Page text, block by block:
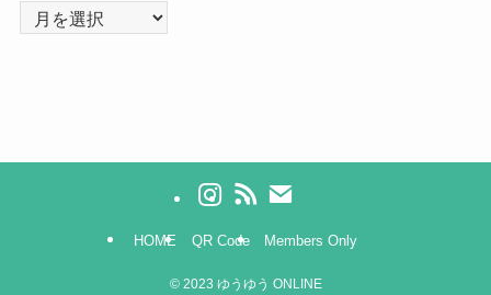
HOME QR Code Members Only
©2023 ゆうゆう ONLINE